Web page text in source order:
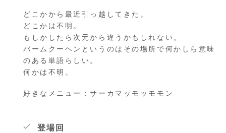
どこかから最近引っ越してきた。
どこかは不明。
もしかしたら次元から違うかもしれない。
バームクーヘンというのはその場所で何かしら意味
のある単語らしい。
何かは不明。
好きなメニュー：サーカマッモッモモン
登場回